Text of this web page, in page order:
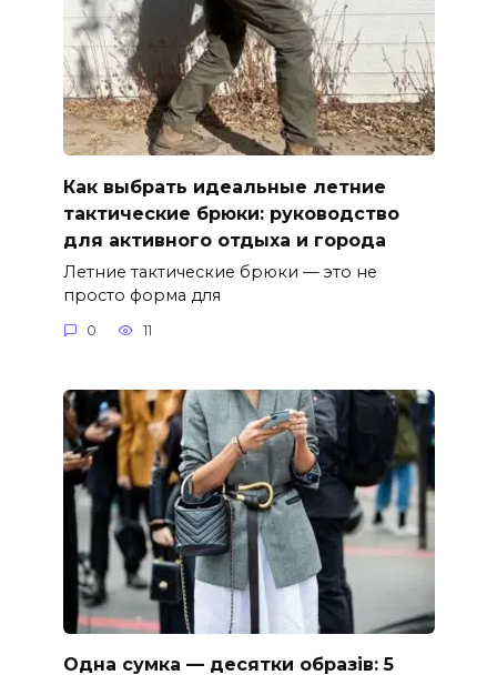
Как выбрать идеальные летние
тактические брюки: руководство
для активного отдыха и города
Летние тактические брюки — это не
просто форма для
0 11
Одна сумка — десятки образів: 5